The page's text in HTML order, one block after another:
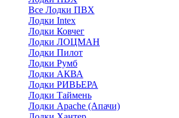
Все Лодки ПВХ
Лодки Intex
Лодки Ковчег
Лодки ЛОЦМАН
Лодки Пилот
Лодки Румб
Лодки АКВА
Лодки РИВЬЕРА
Лодки Таймень
Лодки Apache (Апачи)